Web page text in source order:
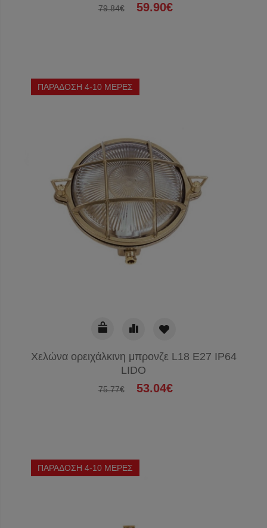
79.84€ 59.90€
ΠΑΡΑΔΟΣΗ 4-10 ΜΕΡΕΣ
Χελώνα ορειχάλκινη μπρονζε L18 E27 IP64
LIDO
75.77€ 53.04€
ΠΑΡΑΔΟΣΗ 4-10 ΜΕΡΕΣ